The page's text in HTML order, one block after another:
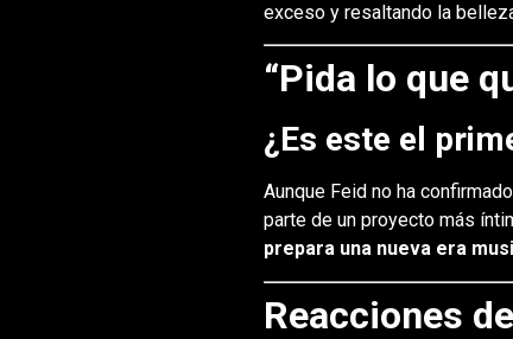
exceso y resaltando la
“Pida lo que
¿Es este el
Aunque Feid no ha
parte de un proyecto más
prepara una nueva era
Reacciones